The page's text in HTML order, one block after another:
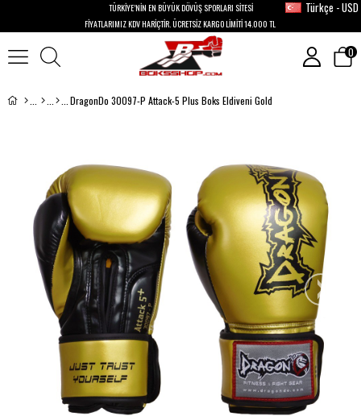
TÜRKİYE’NİN EN BÜYÜK DÖVÜŞ SPORLARI SİTESİ
FİYATLARIMIZ KDV HARİÇTİR. ÜCRETSİZ KARGO LİMİTİ 14.000 TL
Türkçe - USD
0
DragonDo 30097-P Attack-5 Plus Boks Eldiveni Gold
›